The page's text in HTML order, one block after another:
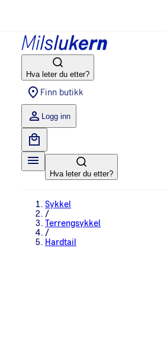
Hva leter du etter?
Finn butikk
Logg inn
Hva leter du etter?
Sykkel
/
Terrengsykkel
/
Hardtail